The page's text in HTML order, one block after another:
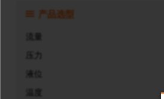
产品选型
流量
压力
液位
温度